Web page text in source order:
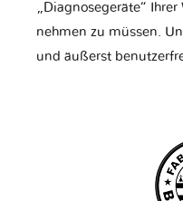
„Diagnosegeräte“
nehmen zu müssen.
und äußerst